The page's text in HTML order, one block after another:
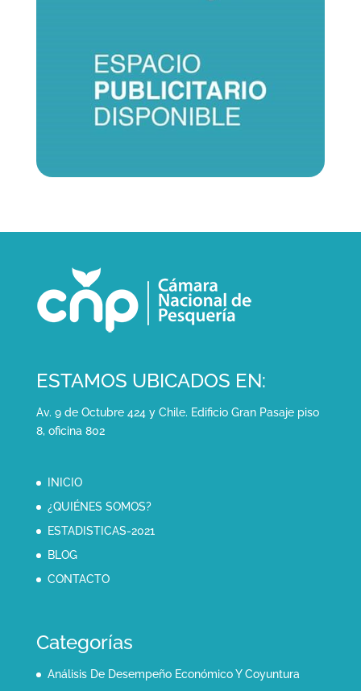
ESTAMOS UBICADOS EN:
Av. 9 de Octubre 424 y Chile. Edificio Gran Pasaje piso
8, oficina 802
INICIO
¿QUIÉNES SOMOS?
ESTADISTICAS-2021
BLOG
CONTACTO
Categorías
Análisis De Desempeño Económico Y Coyuntura